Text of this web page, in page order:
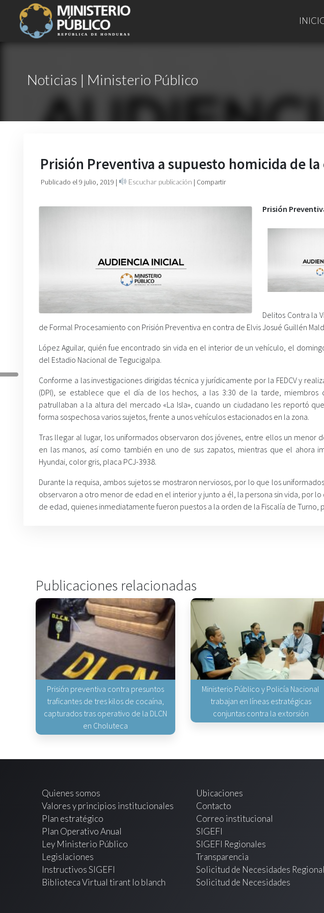
Noticias | Ministerio Público
Prisión Preventiva a supuesto homicida de
Publicado el 9 julio, 2019 | Escuchar publicación | Compartir
Prisión
Delitos Contra la
de Formal Procesamiento con Prisión Preventiva en contra de Elvis Josué Guillén
López Aguilar, quién fue encontrado sin vida en el interior de un vehículo, el
del Estadio Nacional de Tegucigalpa.
Conforme a las investigaciones dirigidas técnica y jurídicamente por la FEDCV y
(DPI), se establece que el día de los hechos, a las 3:30 de la tarde, miembros
patrullaban a la altura del mercado «La Isla», cuando un ciudadano les reportó
forma sospechosa varios sujetos, frente a unos vehículos estacionados en la zona.
Tras llegar al lugar, los uniformados observaron dos jóvenes, entre ellos un menor
en las manos, así como también en uno de sus zapatos, mientras que el ahora
Hyundai, color gris, placa PCJ-3938.
Durante la requisa, ambos sujetos se mostraron nerviosos, por lo que los
observaron a otro menor de edad en el interior y junto a él, la persona sin vida, por
de edad, quienes inmediatamente fueron puestos a la orden de la Fiscalía de Turno,
Publicaciones relacionadas
Prisión preventiva contra presuntos
traficantes de tres kilos de cocaína,
capturados tras operativo de la DLCN
en Choluteca
Ministerio Público y Policía Nacional
trabajan en líneas estratégicas
conjuntas contra la extorsión
Quienes somos
Valores y principios institucionales
Plan estratégico
Plan Operativo Anual
Ley Ministerio Público
Legislaciones
Instructivos SIGEFI
Biblioteca Virtual tirant lo blanch
Ubicaciones
Contacto
Correo institucional
SIGEFI
SIGEFI Regionales
Transparencia
Solicitud de Necesidades
Solicitud de Necesidades